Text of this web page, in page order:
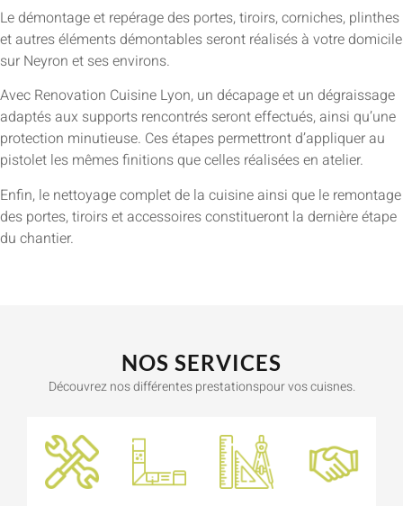
Le démontage et repérage des portes, tiroirs, corniches, plinthes
et autres éléments démontables seront réalisés à votre domicile
sur Neyron et ses environs.
Avec Renovation Cuisine Lyon, un décapage et un dégraissage
adaptés aux supports rencontrés seront effectués, ainsi qu’une
protection minutieuse. Ces étapes permettront d’appliquer au
pistolet les mêmes finitions que celles réalisées en atelier.
Enfin, le nettoyage complet de la cuisine ainsi que le remontage
des portes, tiroirs et accessoires constitueront la dernière étape
du chantier.
NOS SERVICES
Découvrez nos différentes prestationspour vos cuisnes.